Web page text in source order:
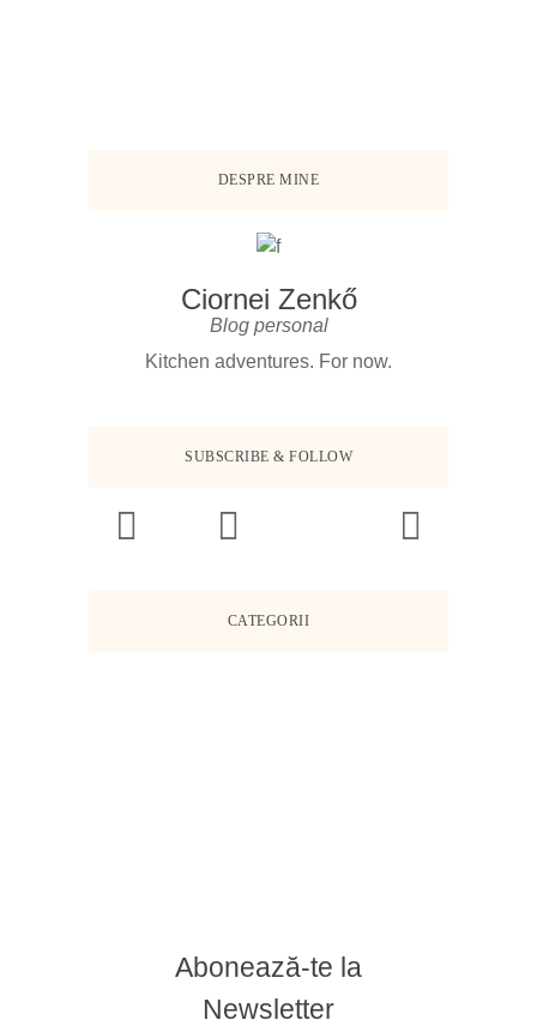
DESPRE MINE
Ciornei Zenkő
Blog personal
Kitchen adventures. For now.
SUBSCRIBE & FOLLOW
CATEGORII
Abonează-te la
Newsletter